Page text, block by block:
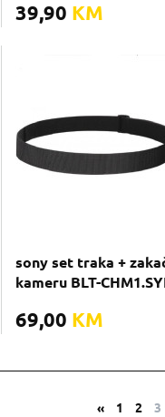
39,90 KM
sony set traka +
kameru BLT-
69,00 KM
« 1 2 3